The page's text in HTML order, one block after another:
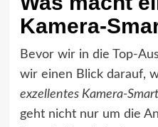
Kamera-
Bevor wir in die Top-
wir einen Blick darauf,
exzellentes Kamera-
geht nicht nur um die